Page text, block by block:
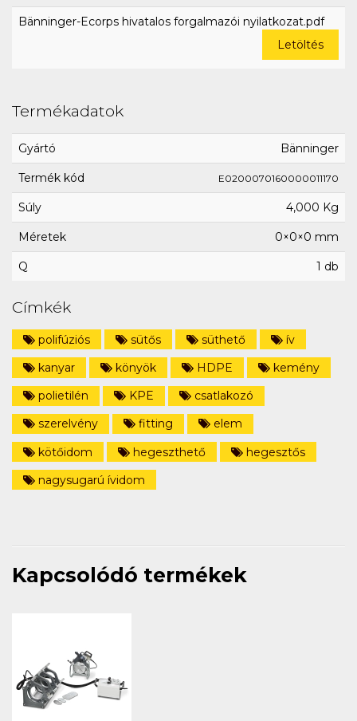
Bänninger-Ecorps hivatalos forgalmazói nyilatkozat.pdf
Letöltés
Termékadatok
Gyártó Bänninger
Termék kód E0200070160000011170
Súly 4,000 Kg
Méretek 0×0×0 mm
Q 1 db
Címkék
polifúziós sütős süthető
ív
kanyar
könyök HDPE
kemény
polietilén
KPE
csatlakozó
szerelvény
fitting
elem
kötőidom
hegeszthető
hegesztős
nagysugarú ívidom
Kapcsolódó termékek